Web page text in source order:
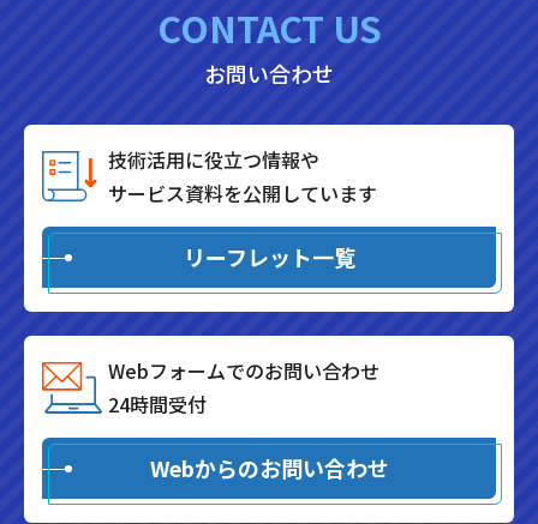
CONTACT US
お問い合わせ
技術活用に役立つ情報や
サービス資料を公開しています
リーフレット一覧
Webフォームでのお問い合わせ
24時間受付
Webからのお問い合わせ